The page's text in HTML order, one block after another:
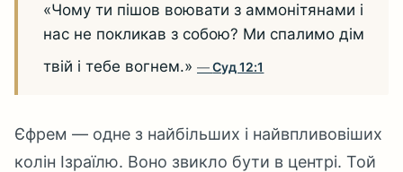
«Чому ти пішов воювати з аммонітянами і
нас не покликав з собою? Ми спалимо дім
твій і тебе вогнем.»
Суд 12:1
Єфрем — одне з найбільших і найвпливовіших
колін Ізраїлю. Воно звикло бути в центрі. Той